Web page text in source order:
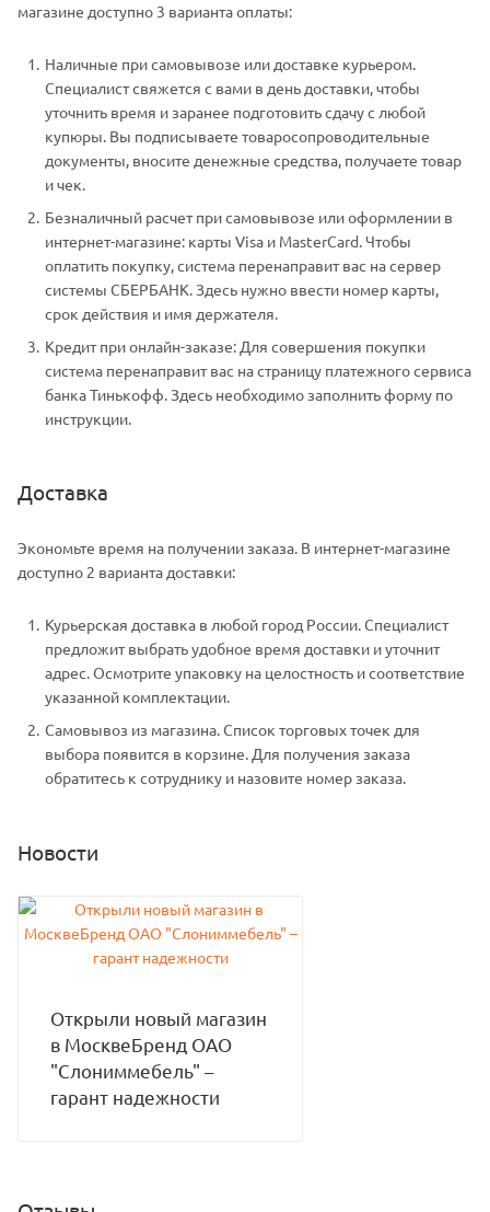
магазине доступно 3 варианта оплаты:
Наличные при самовывозе или доставке курьером.
Специалист свяжется с вами в день доставки, чтобы
уточнить время и заранее подготовить сдачу с любой
купюры. Вы подписываете товаросопроводительные
документы, вносите денежные средства, получаете товар
и чек.
Безналичный расчет при самовывозе или оформлении в
интернет-магазине: карты Visa и MasterCard. Чтобы
оплатить покупку, система перенаправит вас на сервер
системы СБЕРБАНК. Здесь нужно ввести номер карты,
срок действия и имя держателя.
Кредит при онлайн-заказе: Для совершения покупки
система перенаправит вас на страницу платежного сервиса
банка Тинькофф. Здесь необходимо заполнить форму по
инструкции.
Доставка
Экономьте время на получении заказа. В интернет-магазине
доступно 2 варианта доставки:
Курьерская доставка в любой город России. Специалист
предложит выбрать удобное время доставки и уточнит
адрес. Осмотрите упаковку на целостность и соответствие
указанной комплектации.
Самовывоз из магазина. Список торговых точек для
выбора появится в корзине. Для получения заказа
обратитесь к сотруднику и назовите номер заказа.
Новости
Открыли новый магазин
в МосквеБренд ОАО
"Слониммебель" –
гарант надежности